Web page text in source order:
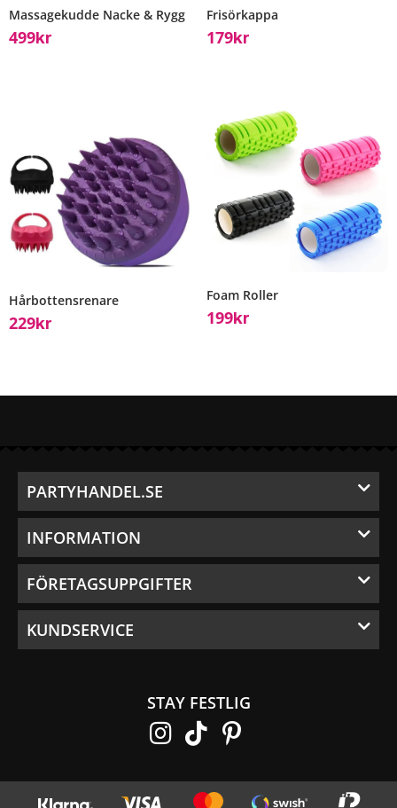
Massagekudde Nacke & Rygg
499Kr
Frisörkappa
179Kr
Hårbottensrenare
229Kr
Foam Roller
199Kr
PARTYHANDEL.SE
INFORMATION
FÖRETAGSUPPGIFTER
KUNDSERVICE
STAY FESTLIG